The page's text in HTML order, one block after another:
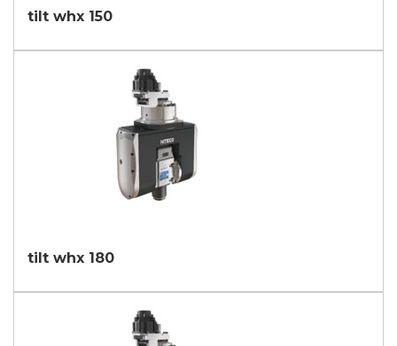
tilt whx 150
tilt whx 180